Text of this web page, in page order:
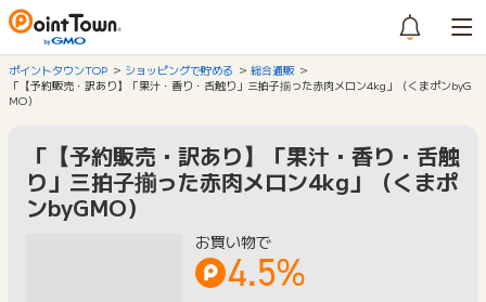
ポイントタウンTOP ショッピングで貯める
総合通販
「【予約販売・訳あり】「果汁・香り・舌触り」三拍子揃った赤肉メロン4kg」（くまポンbyG
MO）
「【予約販売・訳あり】「果汁・香り・舌触
り」三拍子揃った赤肉メロン4kg」（くまポ
ンbyGMO）
お買い物で
4.5%